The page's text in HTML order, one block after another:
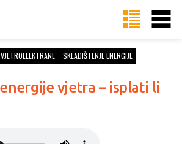
VJETROELEKTRANE SKLADIŠTENJE ENERGIJE
vjetra – isplati li